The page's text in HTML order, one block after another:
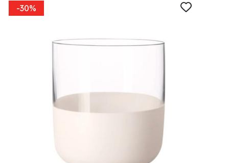
-30%